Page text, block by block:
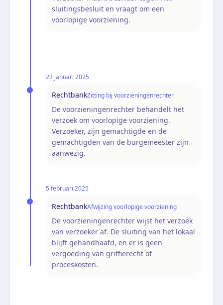
sluitingsbesluit en vraagt om een
voorlopige voorziening.
23 januari 2025
RechtbankZitting bij voorzieningenrechter
De voorzieningenrechter behandelt het
verzoek om voorlopige voorziening.
Verzoeker, zijn gemachtigde en de
gemachtigden van de burgemeester zijn
aanwezig.
5 februari 2025
RechtbankAfwijzing voorlopige voorziening
De voorzieningenrechter wijst het verzoek
van verzoeker af. De sluiting van het lokaal
blijft gehandhaafd, en er is geen
vergoeding van griffierecht of
proceskosten.